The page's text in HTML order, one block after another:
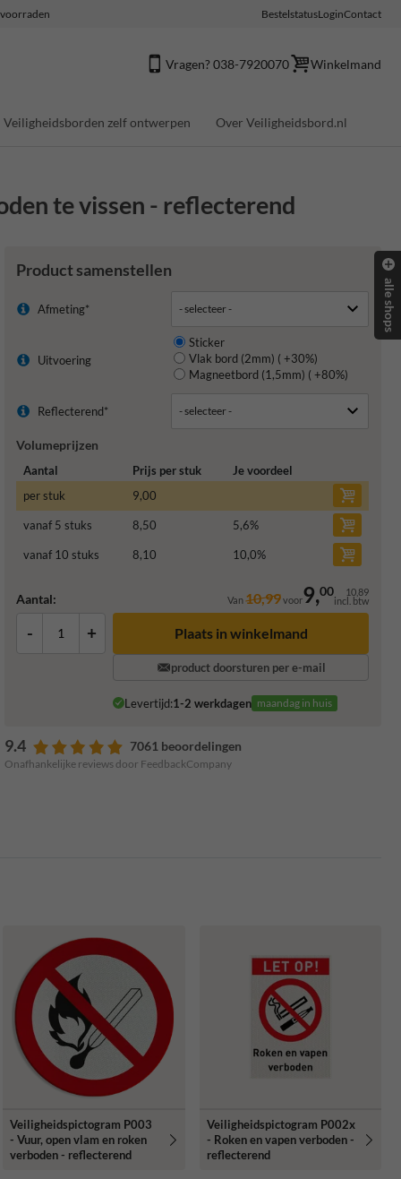
BestelstatusLoginContact
Vragen? 038-7920070 Winkelmand
Veiligheidsborden zelf ontwerpen Over Veiligheidsbord.nl
te vissen - reflecterend
Product samenstellen
Afmeting*
Uitvoering
Sticker
Vlak bord (2mm) ( +30%)
Magneetbord (1,5mm) ( +80%)
Reflecterend*
Volumeprijzen
Aantal Prijs per stuk
Je voordeel
per stuk
9,00
vanaf 5 stuks 8,50 5,6%
vanaf 10 stuks 8,10 10,0%
Aantal: Van10,99voor9,00 10,89
incl. btw
- + Plaats in winkelmand
product doorsturen per e-mail
Levertijd:1-2 werkdagen maandag in huis
9.4 7061 beoordelingen
Onafhankelijke reviews door FeedbackCompany
Veiligheidspictogram P003
- Vuur, open vlam en roken
verboden - reflecterend
Veiligheidspictogram P002x
- Roken en vapen verboden -
reflecterend
alle shops